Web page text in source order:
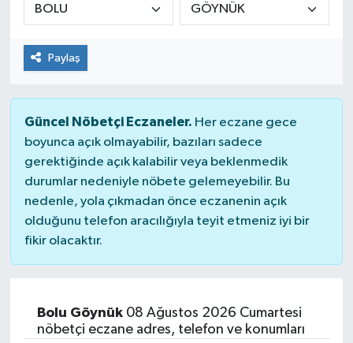
Paylaş
Güncel Nöbetçi Eczaneler. Her eczane gece
boyunca açık olmayabilir, bazıları sadece
gerektiğinde açık kalabilir veya beklenmedik
durumlar nedeniyle nöbete gelemeyebilir. Bu
nedenle, yola çıkmadan önce eczanenin açık
olduğunu telefon aracılığıyla teyit etmeniz iyi bir
fikir olacaktır.
Bolu Göynük08 Ağustos 2026 Cumartesi
nöbetçi eczane adres, telefon ve konumları